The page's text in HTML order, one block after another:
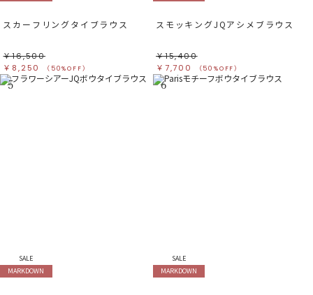
スカーフリングタイブラウス
￥16,500
￥8,250
（50%OFF）
スモッキングJQアシメブラウス
￥15,400
￥7,700
（50%OFF）
5
SALE
MARKDOWN
6
SALE
MARKDOWN